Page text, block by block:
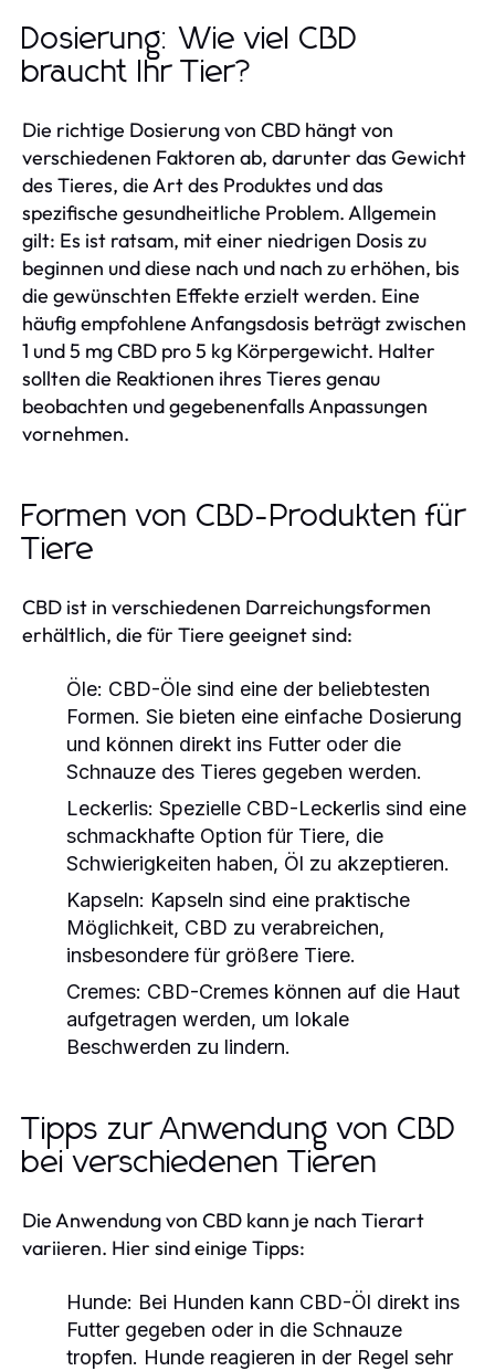
Dosierung: Wie viel CBD
braucht Ihr Tier?
Die richtige Dosierung von CBD hängt von
verschiedenen Faktoren ab, darunter das Gewicht
des Tieres, die Art des Produktes und das
spezifische gesundheitliche Problem. Allgemein
gilt: Es ist ratsam, mit einer niedrigen Dosis zu
beginnen und diese nach und nach zu erhöhen, bis
die gewünschten Effekte erzielt werden. Eine
häufig empfohlene Anfangsdosis beträgt zwischen
1 und 5 mg CBD pro 5 kg Körpergewicht. Halter
sollten die Reaktionen ihres Tieres genau
beobachten und gegebenenfalls Anpassungen
vornehmen.
Formen von CBD-Produkten für
Tiere
CBD ist in verschiedenen Darreichungsformen
erhältlich, die für Tiere geeignet sind:
Öle: CBD-Öle sind eine der beliebtesten
Formen. Sie bieten eine einfache Dosierung
und können direkt ins Futter oder die
Schnauze des Tieres gegeben werden.
Leckerlis: Spezielle CBD-Leckerlis sind eine
schmackhafte Option für Tiere, die
Schwierigkeiten haben, Öl zu akzeptieren.
Kapseln: Kapseln sind eine praktische
Möglichkeit, CBD zu verabreichen,
insbesondere für größere Tiere.
Cremes: CBD-Cremes können auf die Haut
aufgetragen werden, um lokale
Beschwerden zu lindern.
Tipps zur Anwendung von CBD
bei verschiedenen Tieren
Die Anwendung von CBD kann je nach Tierart
variieren. Hier sind einige Tipps:
Hunde: Bei Hunden kann CBD-Öl direkt ins
Futter gegeben oder in die Schnauze
tropfen. Hunde reagieren in der Regel sehr